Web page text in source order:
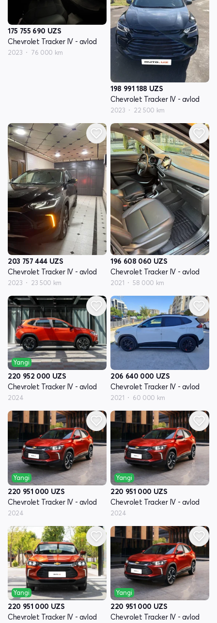
175 755 690 UZS
Chevrolet Tracker IV - avlod
2023 76 000 km
198 991 188 UZS
Chevrolet Tracker IV - avlod
2023 22 500 km
203 757 444 UZS
Chevrolet Tracker IV - avlod
2023 23 500 km
196 608 060 UZS
Chevrolet Tracker IV - avlod
2021 58 000 km
Yangi
220 952 000 UZS
Chevrolet Tracker IV - avlod
2024
206 640 000 UZS
Chevrolet Tracker IV - avlod
2021 60 000 km
Yangi
220 951 000 UZS
Chevrolet Tracker IV - avlod
2024
Yangi
220 951 000 UZS
Chevrolet Tracker IV - avlod
2024
Yangi
220 951 000 UZS
Chevrolet Tracker IV - avlod
Yangi
220 951 000 UZS
Chevrolet Tracker IV - avlod